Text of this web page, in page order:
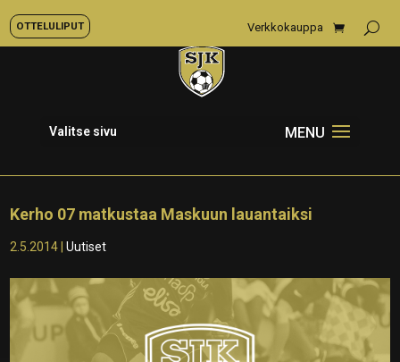
OTTELULIPUT Verkkokauppa
Valitse sivu
Kerho 07 matkustaa Maskuun lauantaiksi
2.5.2014 |Uutiset